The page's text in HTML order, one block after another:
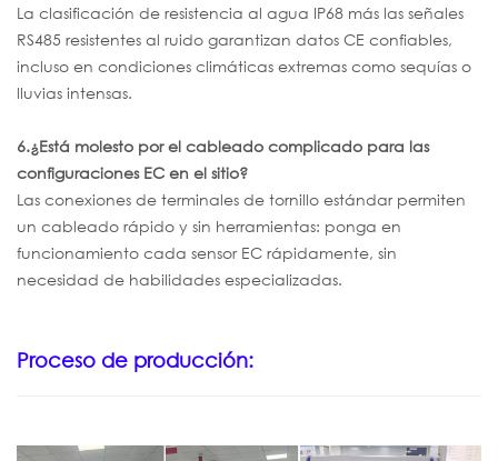
La clasificación de resistencia al agua IP68 más las señales
RS485 resistentes al ruido garantizan datos CE confiables,
incluso en condiciones climáticas extremas como sequías o
lluvias intensas.
6.¿Está molesto por el cableado complicado para las
configuraciones EC en el sitio?
Las conexiones de terminales de tornillo estándar permiten
un cableado rápido y sin herramientas: ponga en
funcionamiento cada sensor EC rápidamente, sin
necesidad de habilidades especializadas.
Proceso de producción: